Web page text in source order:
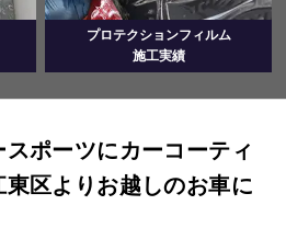
プロテクションフィルム
施工実績
ポーツにカーコーティ
区よりお越しのお車に